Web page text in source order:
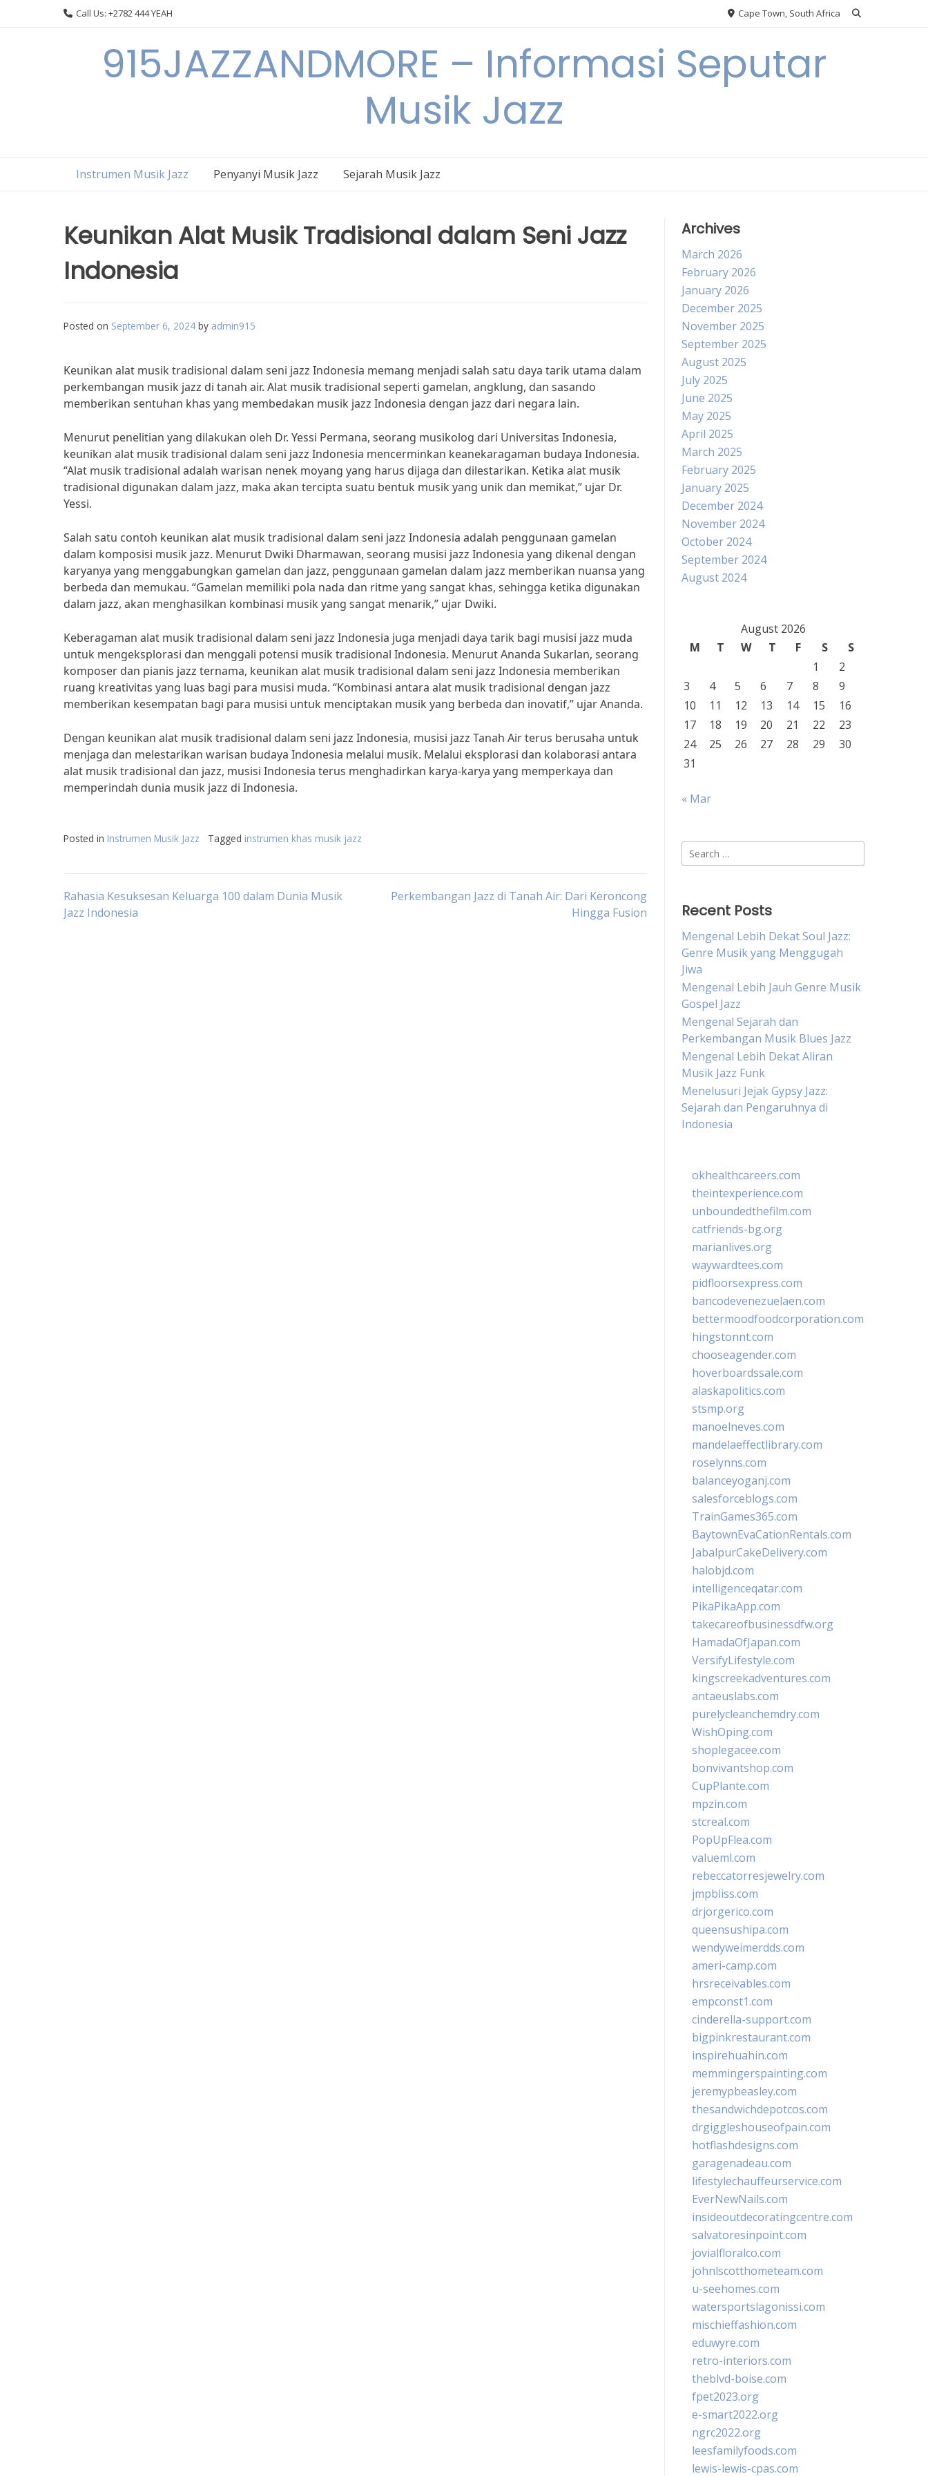
Call Us: +2782 444 YEAH Cape Town, South Africa
915JAZZANDMORE – Informasi Seputar
Musik Jazz
Instrumen Musik Jazz Penyanyi Musik Jazz Sejarah Musik Jazz
Keunikan Alat Musik Tradisional dalam Seni Jazz
Indonesia
Posted on September 6, 2024 by admin915
Keunikan alat musik tradisional dalam seni jazz Indonesia memang menjadi salah satu daya tarik utama dalam
perkembangan musik jazz di tanah air. Alat musik tradisional seperti gamelan, angklung, dan sasando
memberikan sentuhan khas yang membedakan musik jazz Indonesia dengan jazz dari negara lain.
Menurut penelitian yang dilakukan oleh Dr. Yessi Permana, seorang musikolog dari Universitas Indonesia,
keunikan alat musik tradisional dalam seni jazz Indonesia mencerminkan keanekaragaman budaya Indonesia.
“Alat musik tradisional adalah warisan nenek moyang yang harus dijaga dan dilestarikan. Ketika alat musik
tradisional digunakan dalam jazz, maka akan tercipta suatu bentuk musik yang unik dan memikat,” ujar Dr.
Yessi.
Salah satu contoh keunikan alat musik tradisional dalam seni jazz Indonesia adalah penggunaan gamelan
dalam komposisi musik jazz. Menurut Dwiki Dharmawan, seorang musisi jazz Indonesia yang dikenal dengan
karyanya yang menggabungkan gamelan dan jazz, penggunaan gamelan dalam jazz memberikan nuansa yang
berbeda dan memukau. “Gamelan memiliki pola nada dan ritme yang sangat khas, sehingga ketika digunakan
dalam jazz, akan menghasilkan kombinasi musik yang sangat menarik,” ujar Dwiki.
Keberagaman alat musik tradisional dalam seni jazz Indonesia juga menjadi daya tarik bagi musisi jazz muda
untuk mengeksplorasi dan menggali potensi musik tradisional Indonesia. Menurut Ananda Sukarlan, seorang
komposer dan pianis jazz ternama, keunikan alat musik tradisional dalam seni jazz Indonesia memberikan
ruang kreativitas yang luas bagi para musisi muda. “Kombinasi antara alat musik tradisional dengan jazz
memberikan kesempatan bagi para musisi untuk menciptakan musik yang berbeda dan inovatif,” ujar Ananda.
Dengan keunikan alat musik tradisional dalam seni jazz Indonesia, musisi jazz Tanah Air terus berusaha untuk
menjaga dan melestarikan warisan budaya Indonesia melalui musik. Melalui eksplorasi dan kolaborasi antara
alat musik tradisional dan jazz, musisi Indonesia terus menghadirkan karya-karya yang memperkaya dan
memperindah dunia musik jazz di Indonesia.
Posted in Instrumen Musik Jazz Tagged instrumen khas musik jazz
Post
Rahasia Kesuksesan Keluarga 100 dalam Dunia Musik
Jazz Indonesia
Perkembangan Jazz di Tanah Air: Dari Keroncong
Hingga Fusion
Archives
March 2026
February 2026
January 2026
December 2025
November 2025
September 2025
August 2025
July 2025
June 2025
May 2025
April 2025
March 2025
February 2025
January 2025
December 2024
November 2024
October 2024
September 2024
August 2024
August 2026
M
T W T F S
S
1
2
3
4 5 6 7 8
9
10
11 12 13 14 15
16
17
18 19 20 21 22
23
24
25 26 27 28 29
30
31
« Mar
Search
for:
Recent Posts
Mengenal Lebih Dekat Soul Jazz:
Genre Musik yang Menggugah
Jiwa
Mengenal Lebih Jauh Genre Musik
Gospel Jazz
Mengenal Sejarah dan
Perkembangan Musik Blues Jazz
Mengenal Lebih Dekat Aliran
Musik Jazz Funk
Menelusuri Jejak Gypsy Jazz:
Sejarah dan Pengaruhnya di
Indonesia
okhealthcareers.com
theintexperience.com
unboundedthefilm.com
catfriends-bg.org
marianlives.org
waywardtees.com
pidfloorsexpress.com
bancodevenezuelaen.com
bettermoodfoodcorporation.com
hingstonnt.com
chooseagender.com
hoverboardssale.com
alaskapolitics.com
stsmp.org
manoelneves.com
mandelaeffectlibrary.com
roselynns.com
balanceyoganj.com
salesforceblogs.com
TrainGames365.com
BaytownEvaCationRentals.com
JabalpurCakeDelivery.com
halobjd.com
intelligenceqatar.com
PikaPikaApp.com
takecareofbusinessdfw.org
HamadaOfJapan.com
VersifyLifestyle.com
kingscreekadventures.com
antaeuslabs.com
purelycleanchemdry.com
WishOping.com
shoplegacee.com
bonvivantshop.com
CupPlante.com
mpzin.com
stcreal.com
PopUpFlea.com
valueml.com
rebeccatorresjewelry.com
jmpbliss.com
drjorgerico.com
queensushipa.com
wendyweimerdds.com
ameri-camp.com
hrsreceivables.com
empconst1.com
cinderella-support.com
bigpinkrestaurant.com
inspirehuahin.com
memmingerspainting.com
jeremypbeasley.com
thesandwichdepotcos.com
drgiggleshouseofpain.com
hotflashdesigns.com
garagenadeau.com
lifestylechauffeurservice.com
EverNewNails.com
insideoutdecoratingcentre.com
salvatoresinpoint.com
jovialfloralco.com
johnlscotthometeam.com
u-seehomes.com
watersportslagonissi.com
mischieffashion.com
eduwyre.com
retro-interiors.com
theblvd-boise.com
fpet2023.org
e-smart2022.org
ngrc2022.org
leesfamilyfoods.com
lewis-lewis-cpas.com